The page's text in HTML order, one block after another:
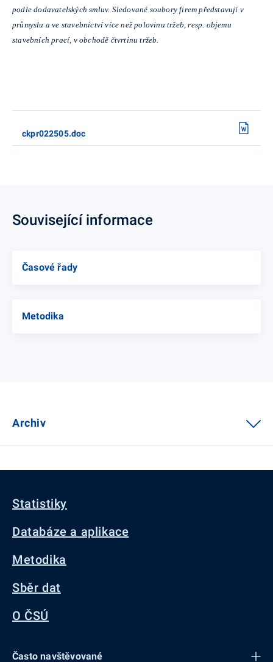
podle dodavatelských smluv. Sledované soubory firem představují v
průmyslu a ve stavebnictví více než polovinu tržeb, resp. objemu
stavebních prací, v obchodě čtvrtinu tržeb.
ckpr022505.doc
Související informace
Časové řady
Metodika
Archiv
Statistiky
Databáze a aplikace
Metodika
Sběr dat
O ČSÚ
Často navštěvované